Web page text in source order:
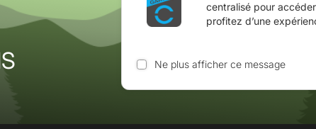
centralisé pour
profitez d’une
Ne plus afficher ce message